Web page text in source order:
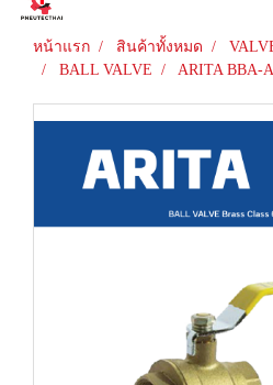
หน้าแรก สินค้าทั้งหมด
BALL VALVE
ARITA BBA-